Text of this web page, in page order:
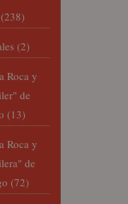
(238)
(2)
Roca y
de
(13)
Roca y
de
(72)